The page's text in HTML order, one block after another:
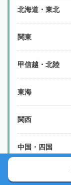
北海道・東北
関東
甲信越・北陸
東海
関西
中国・四国